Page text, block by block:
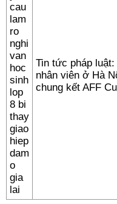
Tin tức pháp
nhân viên ở Hà
chung kết AFF